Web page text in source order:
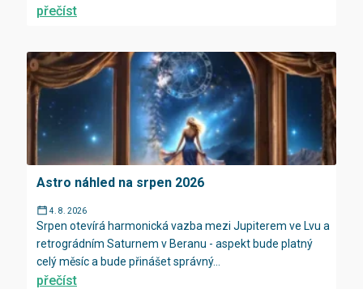
přečíst
Astro náhled na srpen 2026
4. 8. 2026
Srpen otevírá harmonická vazba mezi Jupiterem ve Lvu a
retrográdním Saturnem v Beranu - aspekt bude platný
celý měsíc a bude přinášet správný...
přečíst